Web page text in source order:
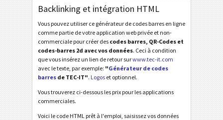
Backlinking et intégration HTML
Vous pouvez utiliser ce générateur de codes barres en ligne
comme partie de votre application web privée et non-
commerciale pour créer des codes barres, QR-Codes et
codes-barres 2d avec vos données. Ceci à condition
que vous insérez un lien de retour surwww.tec-it.com
avec le texte, par exemple: "Générateur de codes
barres de TEC-IT". Logos et optionnel.
Vous trouverez ci-dessous les prix pour les applications
commerciales.
Voici le code HTML prêt à l'emploi, saisissez vos données